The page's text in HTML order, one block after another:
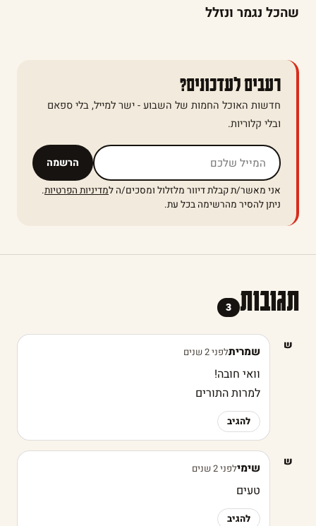
שהכל נגמר ונזלל
רעבים לעדכונים?
חדשות האוכל החמות של השבוע - ישר למייל, בלי ספאם
ובלי קלוריות.
הרשמה אל תמלאו שדה זה
אני מאשר/ת קבלת דיוור מלזלול ומסכים/ה למדיניות הפרטיות.
ניתן להסיר מהרשימה בכל עת.
תגובות 3
ש שמריתלפני 2 שנים
וואי חובה!
למרות התורים
להגיב
ש שימילפני 2 שנים
טעים
להגיב